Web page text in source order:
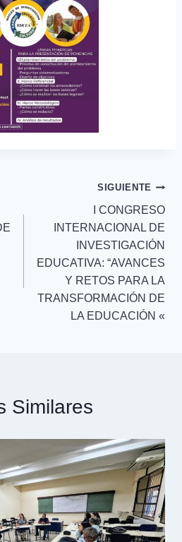
SIGUIENTE
I CONGRESO
INTERNACIONAL DE
INVESTIGACIÓN
EDUCATIVA: “AVANCES
Y RETOS PARA LA
TRANSFORMACIÓN DE
LA EDUCACIÓN «
Similares